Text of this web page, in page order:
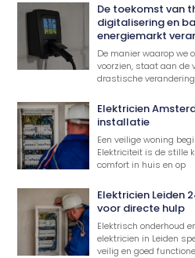
De toekomst van
digitalisering en
energiemarkt
De manier waarop we
voorzien, staat aan de
drastische
Elektricien
installatie
Een veilige woning
Elektriciteit is de stille
comfort in huis en op
Elektricien Leiden
voor directe hulp
Elektrisch onderhoud
elektricien in Leiden
veilig en goed